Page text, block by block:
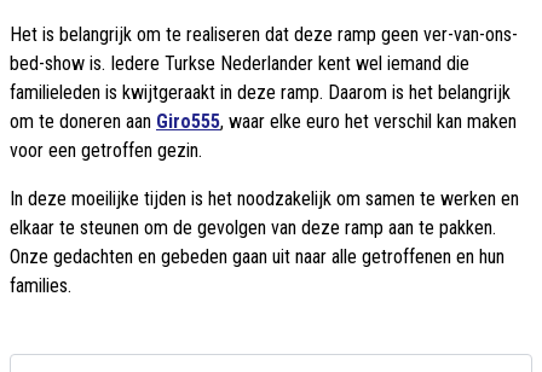
Het is belangrijk om te realiseren dat deze ramp geen ver-van-ons-
bed-show is. Iedere Turkse Nederlander kent wel iemand die
familieleden is kwijtgeraakt in deze ramp. Daarom is het belangrijk
om te doneren aan Giro555, waar elke euro het verschil kan maken
voor een getroffen gezin.
In deze moeilijke tijden is het noodzakelijk om samen te werken en
elkaar te steunen om de gevolgen van deze ramp aan te pakken.
Onze gedachten en gebeden gaan uit naar alle getroffenen en hun
families.